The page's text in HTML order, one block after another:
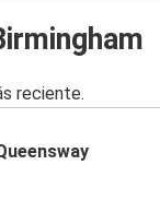
reciente.